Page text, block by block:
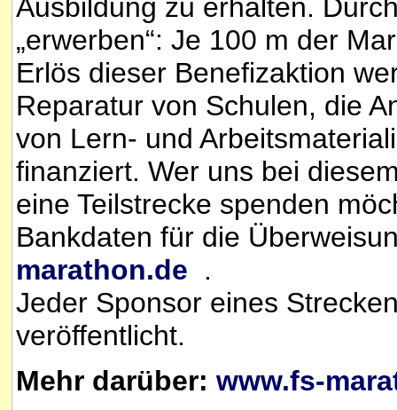
Ausbildung zu erhalten.
„erwerben“: Je 100 m der
Erlös dieser Benefizaktion
Reparatur von Schulen, die
von Lern- und
finanziert. Wer uns bei
eine Teilstrecke spenden
Bankdaten für die
marathon.de .
Jeder Sponsor eines
veröffentlicht.
Mehr darüber: www.fs-